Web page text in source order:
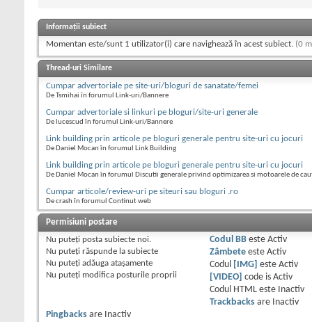
Informații subiect
Momentan este/sunt 1 utilizator(i) care navighează în acest subiect. (0
Thread-uri Similare
Cumpar advertoriale pe site-uri/bloguri de sanatate/femei
De Tsmihai în forumul Link-uri/Bannere
Cumpar advertoriale si linkuri pe bloguri/site-uri generale
De lucescud în forumul Link-uri/Bannere
Link building prin articole pe bloguri generale pentru site-uri cu jocuri
De Daniel Mocan în forumul Link Building
Link building prin articole pe bloguri generale pentru site-uri cu jocuri
De Daniel Mocan în forumul Discutii generale privind optimizarea si motoarele de
Cumpar articole/review-uri pe siteuri sau bloguri .ro
De crash în forumul Continut web
Permisiuni postare
Nu puteţi posta subiecte noi.
Nu puteţi răspunde la subiecte
Nu puteţi adăuga ataşamente
Nu puteţi modifica posturile proprii
Codul BBeste Activ
Zâmbeteeste Activ
Codul
[IMG] este Activ
[VIDEO]
code is Activ
Codul HTML este
Inactiv
Trackbacksare
Inactiv
Pingbacks are
Inactiv